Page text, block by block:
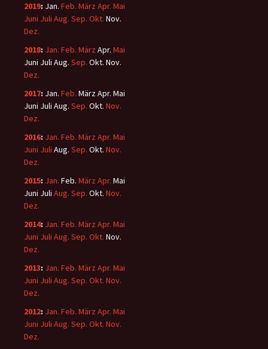
2019: Jan. Feb. März Apr. Mai
Juni Juli Aug. Sep. Okt. Nov.
Dez.
2018: Jan. Feb. März Apr. Mai
Juni Juli Aug. Sep. Okt. Nov.
Dez.
2017: Jan. Feb. MärzApr. Mai
Juni Juli Aug. Sep. Okt. Nov.
Dez.
2016: Jan. Feb. März Apr. Mai
Juni Juli Aug. Sep. Okt. Nov.
Dez.
2015: Jan. Feb. März Apr. Mai
Juni Juli Aug. Sep. Okt. Nov.
Dez.
2014: Jan. Feb. März Apr. Mai
Juni Juli Aug. Sep. Okt. Nov.
Dez.
2013: Jan. Feb. März Apr. Mai
Juni Juli Aug. Sep. Okt. Nov.
Dez.
2012: Jan. Feb. März Apr. Mai
Juni Juli Aug. Sep. Okt. Nov.
Dez.